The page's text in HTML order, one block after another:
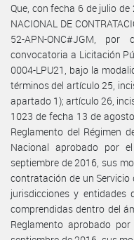
Que, con fecha 6 de julio
NACIONAL DE
52-APN-ONC#JGM,
convocatoria a Licitación
0004-LPU21, bajo la
términos del artículo 25,
apartado 1); artículo 26,
1023 de fecha 13 de
Reglamento del Régimen
Nacional aprobado por
septiembre de 2016, sus
contratación de un
jurisdicciones y entidades
comprendidas dentro del
Reglamento aprobado